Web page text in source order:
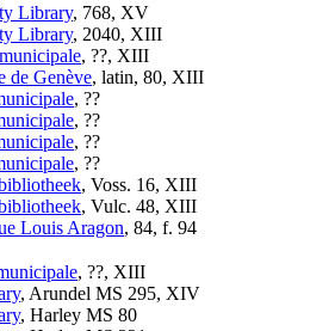
Library, 768, XV
Library, 2040, XIII
, ??, XIII
de Genève, latin, 80, XIII
, ??
, ??
, ??
, ??
, Voss. 16, XIII
, Vulc. 48, XIII
Louis Aragon, 84, f. 94
, ??, XIII
, Arundel MS 295, XIV
, Harley MS 80